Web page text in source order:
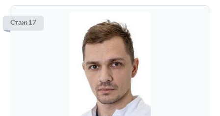
Стаж 17